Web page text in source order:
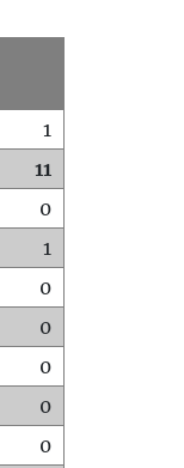
1
11
0
1
0
0
0
0
0